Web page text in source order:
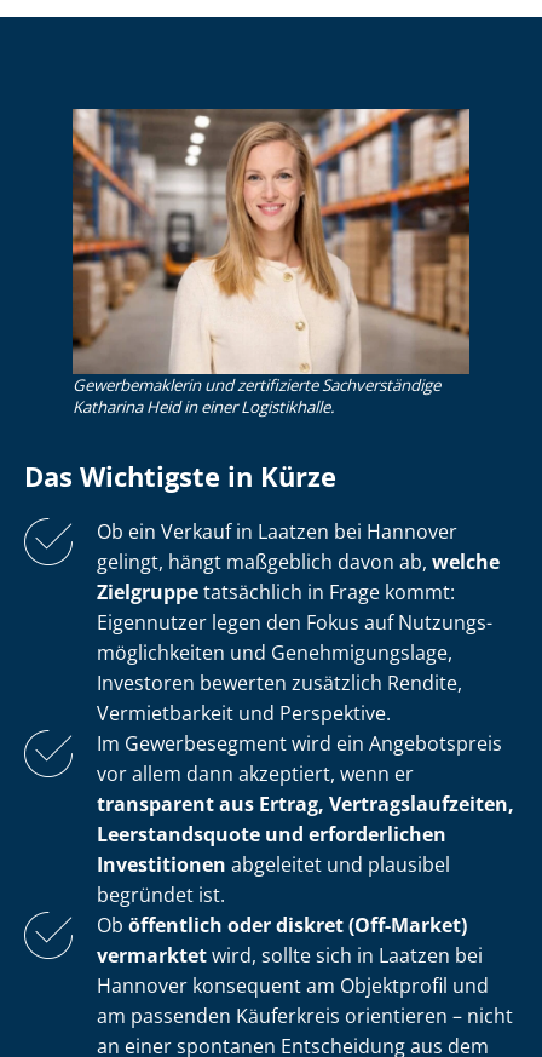
Gewerbemaklerin und zertifizierte Sachverständige
Katharina Heid in einer Logistikhalle.
Das Wichtigste in Kürze
Ob ein Verkauf in Laatzen bei Hannover
gelingt, hängt maßgeblich davon ab, welche
Zielgruppetatsächlich in Frage kommt:
Eigennutzer legen den Fokus auf Nut­zungs­
mög­lich­kei­ten und Ge­neh­mi­gungs­la­ge,
Investoren bewerten zusätzlich Rendite,
Vermietbarkeit und Perspektive.
Im Gewerbesegment wird ein Angebotspreis
vor allem dann akzeptiert, wenn er
transparent aus Ertrag, Ver­trags­lauf­zei­ten,
Leerstandsquote und erforderlichen
Investitionen abgeleitet und plausibel
begründet ist.
Ob öffentlich oder diskret (Off-Market)
vermarktetwird, sollte sich in Laatzen bei
Hannover konsequent am Objektprofil und
am passenden Käuferkreis orientieren – nicht
an einer spontanen Entscheidung aus dem